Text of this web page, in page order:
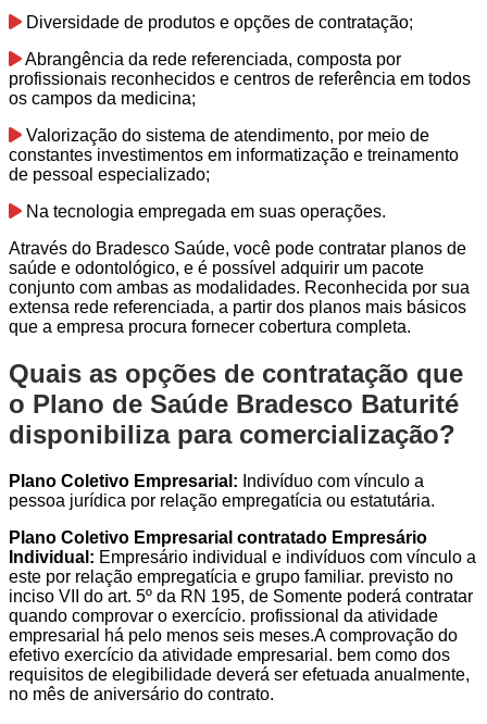
Diversidade de produtos e opções de contratação;
Abrangência da rede referenciada, composta por
profissionais reconhecidos e centros de referência em todos
os campos da medicina;
Valorização do sistema de atendimento, por meio de
constantes investimentos em informatização e treinamento
de pessoal especializado;
Na tecnologia empregada em suas operações.
Através do Bradesco Saúde, você pode contratar planos de
saúde e odontológico, e é possível adquirir um pacote
conjunto com ambas as modalidades. Reconhecida por sua
extensa rede referenciada, a partir dos planos mais básicos
que a empresa procura fornecer cobertura completa.
Quais as opções de contratação que
o Plano de Saúde Bradesco Baturité
disponibiliza para comercialização?
Plano Coletivo Empresarial: Indivíduo com vínculo a
pessoa jurídica por relação empregatícia ou estatutária.
Plano Coletivo Empresarial contratado Empresário
Individual: Empresário individual e indivíduos com vínculo a
este por relação empregatícia e grupo familiar. previsto no
inciso VII do art. 5º da RN 195, de Somente poderá contratar
quando comprovar o exercício. profissional da atividade
empresarial há pelo menos seis meses.A comprovação do
efetivo exercício da atividade empresarial. bem como dos
requisitos de elegibilidade deverá ser efetuada anualmente,
no mês de aniversário do contrato.